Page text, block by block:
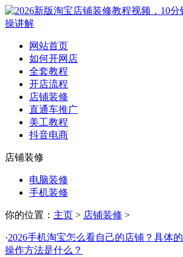
网站首页
如何开网店
全套教程
开店流程
店铺装修
直通车推广
美工教程
抖音电商
店铺装修
电脑装修
手机装修
你的位置： 主页 > 店铺装修 >
·2026手机淘宝怎么看自己的店铺？具体的
操作方法是什么？